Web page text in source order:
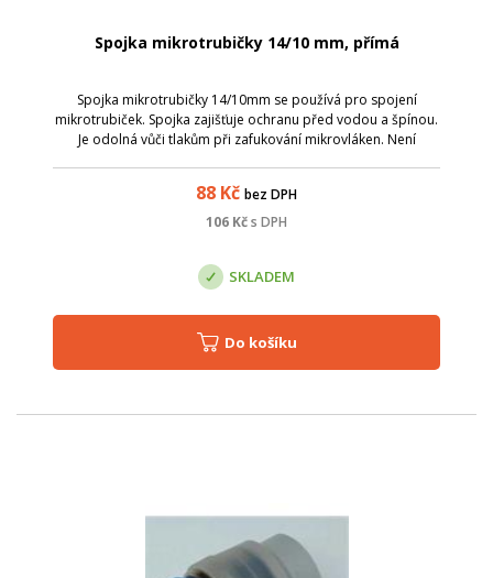
Spojka mikrotrubičky 14/10 mm, přímá
Spojka mikrotrubičky 14/10mm se používá pro spojení
mikrotrubiček. Spojka zajišťuje ochranu před vodou a špínou.
Je odolná vůči tlakům při zafukování mikrovláken. Není
88 Kč bez DPH
106 Kčs DPH
SKLADEM
Do košíku